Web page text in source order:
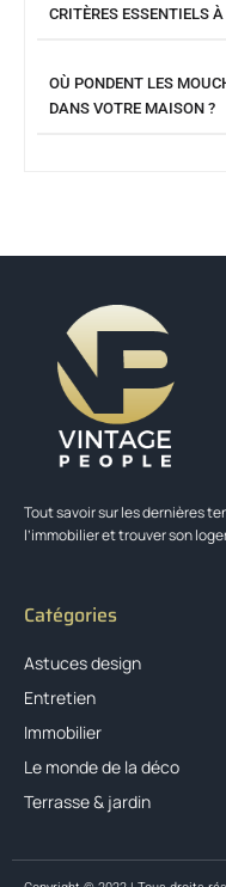
CRITÈRES ESSENTIELS
OÙ PONDENT LES
DANS VOTRE MAISON ?
Tout savoir sur les dernières
l’immobilier et trouver son
Catégories
Astuces design
Entretien
Immobilier
Le monde de la déco
Terrasse & jardin